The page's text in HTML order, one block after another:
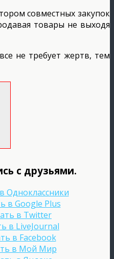
совместных закупок
товары не выходя
не требует жертв, тем
с друзьями.